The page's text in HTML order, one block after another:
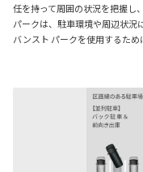
任を持って周囲の状況を把握
パークは、駐車環境や周辺状
バンスト パークを使用するため